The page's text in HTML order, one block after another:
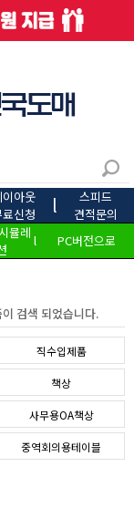
이아웃
신청
l
스피드
견적문의
뮬레 l PC버전으로
검색 되었습니다.
직수입제품
책상
사무용OA책상
중역회의용테이블